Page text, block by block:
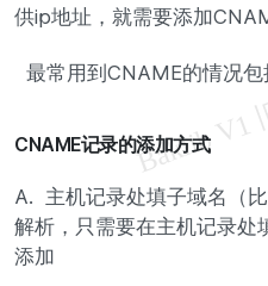
供ip地址，就需要添加
最常用到CNAME的情况
CNAME记录的添加方式
A. 主机记录处填子域名（
解析，只需要在主机记录
添加